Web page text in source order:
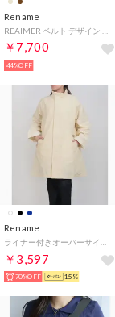
Rename
￥7,700
44%OFF
Rename
ライナー付きオーバーサイズコート （アイボリー）
￥3,597
70%OFF 15%